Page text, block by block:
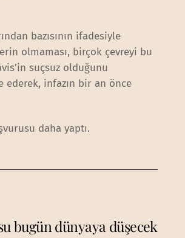
bazısının ifadesiyle
olmaması, birçok çevreyi bu
suçsuz olduğunu
ederek, infazın bir an önce
daha yaptı.
bugün dünyaya düşecek